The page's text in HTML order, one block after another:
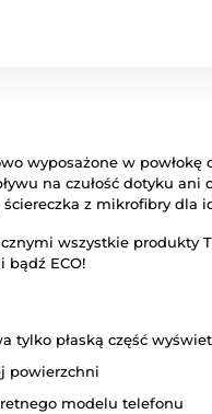
wyposażone w
na czułość dotyku
z mikrofibry dla
wszystkie produkty
bądź ECO!
tylko płaską część
powierzchni
modelu telefonu